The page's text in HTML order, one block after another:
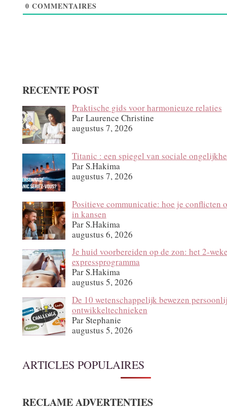
0 COMMENTAIRES
RECENTE POST
Praktische gids voor harmonieuze relaties
Par Laurence Christine
augustus 7, 2026
Titanic : een spiegel van sociale
Par S.Hakima
augustus 7, 2026
Positieve communicatie: hoe je conflicten
in kansen
Par S.Hakima
augustus 6, 2026
Je huid voorbereiden op de zon: het
expressprogramma
Par S.Hakima
augustus 5, 2026
De 10 wetenschappelijk bewezen
ontwikkeltechnieken
Par Stephanie
augustus 5, 2026
ARTICLES POPULAIRES
RECLAME ADVERTENTIES